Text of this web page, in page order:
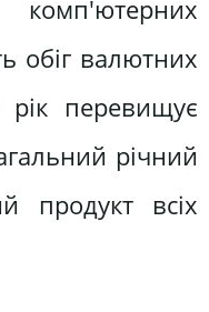
комп'ютерних
обіг валютних
перевищує
річний
продукт всіх